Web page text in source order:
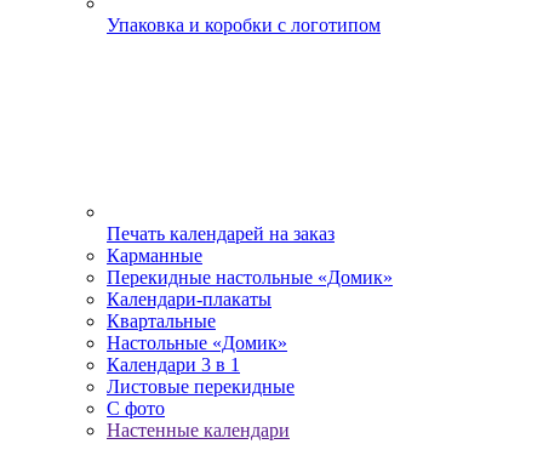
Упаковка и коробки с логотипом
Печать календарей на заказ
Карманные
Перекидные настольные «Домик»
Календари-плакаты
Квартальные
Настольные «Домик»
Календари 3 в 1
Листовые перекидные
С фото
Настенные календари